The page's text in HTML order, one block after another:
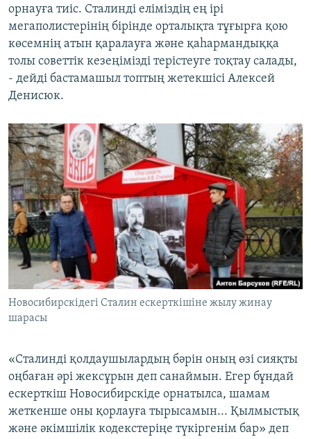
орнауға тиіс. Сталинді еліміздің ең ірі
мегаполистерінің бірінде орталықта тұғырға қою
көсемнің атын қаралауға және қаһармандыққа
толы советтік кезеңімізді терістеуге тоқтау салады,
- дейді бастамашыл топтың жетекшісі Алексей
Денисюк.
Новосибирскідегі Сталин ескерткішіне жылу жинау
шарасы
«Сталинді қолдаушылардың бәрін оның өзі сияқты
оңбаған әрі жексұрын деп санаймын. Егер бұндай
ескерткіш Новосибирскіде орнатылса, шамам
жеткенше оны қорлауға тырысамын... Қылмыстық
және әкімшілік кодекстеріңе түкіргенім бар» деп